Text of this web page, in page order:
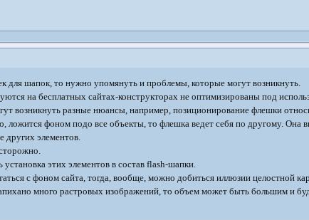
для шапок, то нужно упомянуть и проблемы, которые могут возникнуть.
на бесплатных сайтах-конструкторах не оптимизированы под
возникнуть разные нюансы, например, позиционирование флешки
ложится фоном подо все объекты, то флешка ведет себя по другому. Она
других элементов.
этих элементов в состав flash-шапки.
с фоном сайта, тогда, вообще, можно добиться иллюзии целостной
много растровых изображений, то объем может быть большим и